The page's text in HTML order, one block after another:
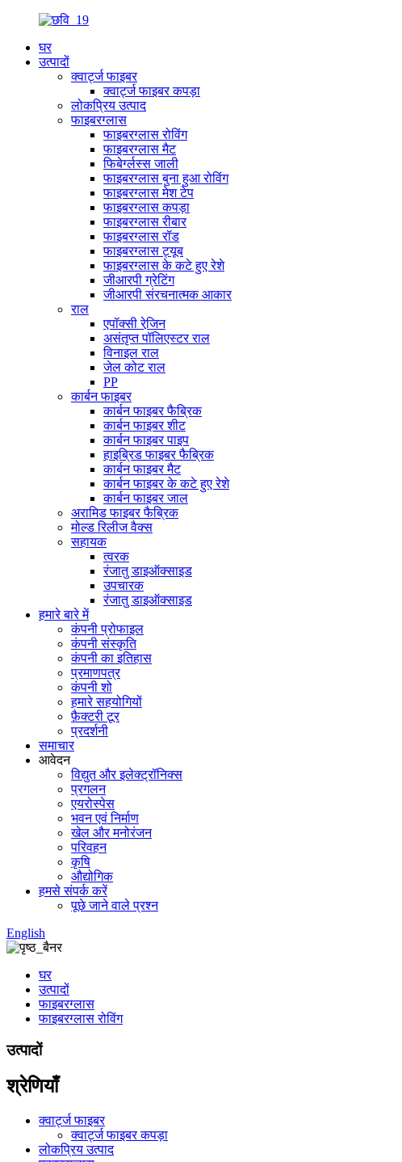
घर
उत्पादों
क्वार्ट्ज फाइबर
क्वार्ट्ज फाइबर कपड़ा
लोकप्रिय उत्पाद
फाइबरग्लास
फाइबरग्लास रोविंग
फाइबरग्लास मैट
फिबेर्ग्लस्स जाली
फाइबरग्लास बुना हुआ रोविंग
फाइबरग्लास मेश टेप
फाइबरग्लास कपड़ा
फाइबरग्लास रीबार
फाइबरग्लास रॉड
फाइबरग्लास ट्यूब
फाइबरग्लास के कटे हुए रेशे
जीआरपी ग्रेटिंग
जीआरपी संरचनात्मक आकार
राल
एपॉक्सी रेजि़न
असंतृप्त पॉलिएस्टर राल
विनाइल राल
जेल कोट राल
PP
कार्बन फाइबर
कार्बन फाइबर फैब्रिक
कार्बन फाइबर शीट
कार्बन फाइबर पाइप
हाइब्रिड फाइबर फैब्रिक
कार्बन फाइबर मैट
कार्बन फाइबर के कटे हुए रेशे
कार्बन फाइबर जाल
अरामिड फाइबर फैब्रिक
मोल्ड रिलीज वैक्स
सहायक
त्वरक
रंजातु डाइऑक्साइड
उपचारक
रंजातु डाइऑक्साइड
हमारे बारे में
कंपनी प्रोफाइल
कंपनी संस्कृति
कंपनी का इतिहास
प्रमाणपत्र
कंपनी शो
हमारे सहयोगियों
फ़ैक्टरी टूर
प्रदर्शनी
समाचार
आवेदन
विद्युत और इलेक्ट्रॉनिक्स
प्रगलन
एयरोस्पेस
भवन एवं निर्माण
खेल और मनोरंजन
परिवहन
कृषि
औद्योगिक
हमसे संपर्क करें
पूछे जाने वाले प्रश्न
English
घर
उत्पादों
फाइबरग्लास
फाइबरग्लास रोविंग
उत्पादों
श्रेणियाँ
क्वार्ट्ज फाइबर
क्वार्ट्ज फाइबर कपड़ा
लोकप्रिय उत्पाद